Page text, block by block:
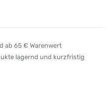
ab 65 € Warenwert
lagernd und kurzfristig